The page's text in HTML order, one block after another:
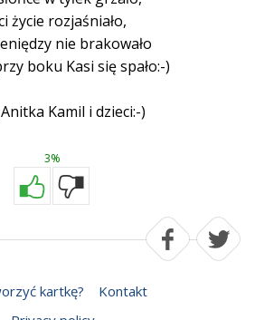
życie rozjaśniało,
nie brakowało
boku Kasi się spało:-)
Kamil i dzieci:-)
3%
kartkę?
Kontakt